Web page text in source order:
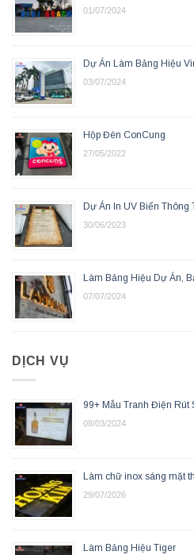
01/07/2024
Dự Án Làm Bảng Hiệu
03/07/2024
Hộp Đèn ConCung
27/05/2022
Dự Án In UV Biển Thông
30/06/2023
Làm Bảng Hiệu Dự Án,
07/07/2024
DỊCH VỤ
99+ Mẫu Tranh Điện Rút
08/03/2024
Làm chữ inox sáng mặt
29/07/2026
Làm Bảng Hiệu Tiger